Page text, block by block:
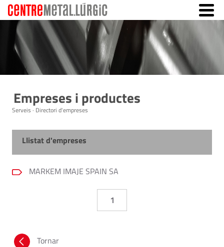
Empreses i productes
Serveis · Directori d'empreses
Llistat d'empreses
MARKEM IMAJE SPAIN SA
1
Tornar